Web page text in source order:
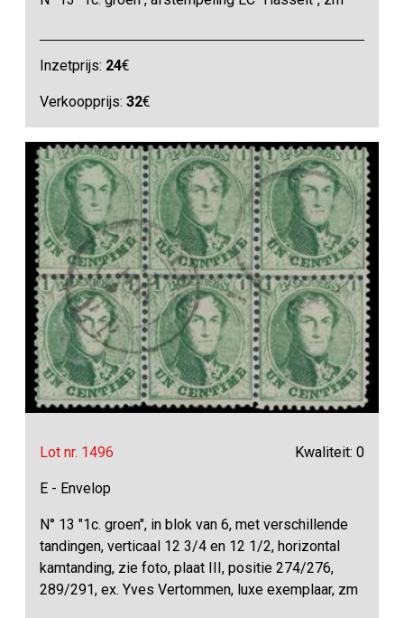
Inzetprijs: 24€
Verkoopprijs:32€
Lot nr. 1496 Kwaliteit: 0
E - Envelop
N° 13 "1c. groen", in blok van 6, met verschillende
tandingen, verticaal 12 3/4 en 12 1/2, horizontal
kamtanding, zie foto, plaat III, positie 274/276,
289/291, ex. Yves Vertommen, luxe exemplaar, zm